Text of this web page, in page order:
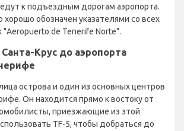
к подъездным дорогам аэропорта.
хорошо обозначен указателями со всех
"Aeropuerto de Tenerife Norte".
Крус до аэропорта
острова и один из основных центров
Он находится прямо к востоку от
приезжающие из этой
TF-5, чтобы добраться до